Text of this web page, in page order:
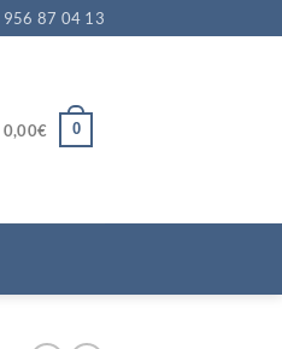
956 87 04 13
0,00€ 0